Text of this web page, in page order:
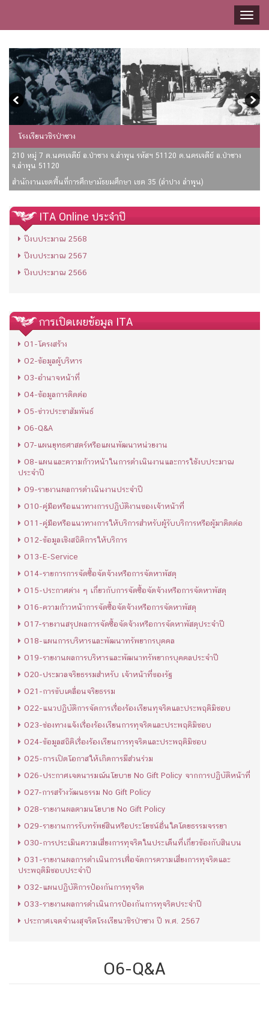
โรงเรียนวชิรป่าซาง
210 หมู่ 7 ต.นครเจดีย์ อ.ป่าซาง จ.ลำพูน รหัสฯ 51120 ต.นครเจดีย์ อ.ป่าซาง
จ.ลำพูน 51120
สำนักงานเขตพื้นที่การศึกษามัธยมศึกษา เขต 35 (ลำปาง ลำพูน)
ITA Online ประจำปี
ปีงบประมาณ 2568
ปีงบประมาณ 2567
ปีงบประมาณ 2566
การเปิดเผยข้อมูล ITA
O1-โครงสร้าง
O2-ข้อมูลผู้บริหาร
O3-อำนาจหน้าที่
O4-ข้อมูลการติดต่อ
O5-ข่าวประชาสัมพันธ์
O6-Q&A
O7-แผนยุทธศาสตร์หรือแผนพัฒนาหน่วยงาน
O8-แผนและความก้าวหน้าในการดำเนินงานและการใช้งบประมาณ
ประจำปี
O9-รายงานผลการดำเนินงานประจำปี
O10-คู่มือหรือแนวทางการปฏิบัติงานของเจ้าหน้าที่
O11-คู่มือหรือแนวทางการให้บริการสำหรับผู้รับบริการหรือผู้มาติดต่อ
O12-ข้อมูลเชิงสถิติการให้บริการ
O13-E-Service
O14-รายการการจัดซื้อจัดจ้างหรือการจัดหาพัสดุ
O15-ประกาศต่าง ๆ เกี่ยวกับการจัดซื้อจัดจ้างหรือการจัดหาพัสดุ
O16-ความก้าวหน้าการจัดซื้อจัดจ้างหรือการจัดหาพัสดุ
O17-รายงานสรุปผลการจัดซื้อจัดจ้างหรือการจัดหาพัสดุประจำปี
O18-แผนการบริหารและพัฒนาทรัพยากรบุคคล
O19-รายงานผลการบริหารและพัฒนาทรัพยากรบุคคลประจำปี
O20-ประมวลจริยธรรมสำหรับ เจ้าหน้าที่ของรัฐ
O21-การขับเคลื่อนจริยธรรม
O22-แนวปฏิบัติการจัดการเรื่องร้องเรียนทุจริตและประพฤติมิชอบ
O23-ช่องทางแจ้งเรื่องร้องเรียนการทุจริตและประพฤติมิชอบ
O24-ข้อมูลสถิติเรื่องร้องเรียนการทุจริตและประพฤติมิชอบ
O25-การเปิดโอกาสให้เกิดการมีส่วนร่วม
O26-ประกาศเจตนารมณ์นโยบาย No Gift Policy จากการปฏิบัติหน้าที่
O27-การสร้างวัฒนธรรม No Gift Policy
O28-รายงานผลตามนโยบาย No Gift Policy
O29-รายงานการรับทรัพย์สินหรือประโยชน์อื่นใดโดยธรรมจรรยา
O30-การประเมินความเสี่ยงการทุจริตในประเด็นที่เกี่ยวข้องกับสินบน
O31-รายงานผลการดำเนินการเพื่อจัดการความเสี่ยงการทุจริตและ
ประพฤติมิชอบประจำปี
O32-แผนปฏิบัติการป้องกันการทุจริต
O33-รายงานผลการดำเนินการป้องกันการทุจริตประจำปี
ประกาศเจตจำนงสุจริตโรงเรียนวชิรป่าซาง ปี พ.ศ. 2567
O6-Q&A